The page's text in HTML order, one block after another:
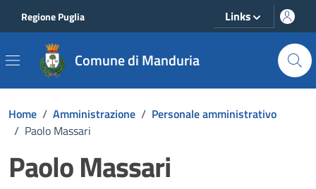
Regione Puglia Links
Comune di Manduria
Home / Amministrazione / Personale amministrativo
/ Paolo Massari
Paolo Massari